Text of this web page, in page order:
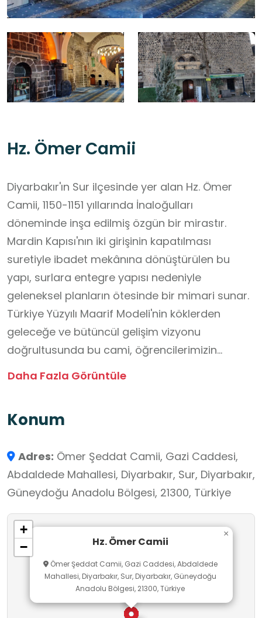
Hz. Ömer Camii
Diyarbakır'ın Sur ilçesinde yer alan Hz. Ömer
Camii, 1150-1151 yıllarında İnaloğulları
döneminde inşa edilmiş özgün bir mirastır.
Mardin Kapısı'nın iki girişinin kapatılması
suretiyle ibadet mekânına dönüştürülen bu
yapı, surlara entegre yapısı nedeniyle
geleneksel planların ötesinde bir mimari sunar.
Türkiye Yüzyılı Maarif Modeli'nin köklerden
geleceğe ve bütüncül gelişim vizyonu
doğrultusunda bu cami, öğrencilerimizin
ecdadımızın mimari dehasını ve pratik
Öğrencilerimiz, savunma amaçlı surların dini
medeniyet tasavvurumuzu yaşayarak
öğrenirler. Modelin temeli olan değerler eğitimi
bağlamında, gençlerimiz bu tarihi mekânda
milli ve manevi aidiyet duygularını pekiştirir.
Ziyaret, gençlerimize kültürel mirası koruma
bilinci aşılayarak onların köklerine bağlı, gözlem
yeteneği gelişmiş ve inançla harmanlanmış
tarihi okuyabilen bireyler olarak yetişmelerine
büyük katkı sağlar.
Daha Fazla Görüntüle
Konum
Adres: Ömer Şeddat Camii, Gazi Caddesi,
Abdaldede Mahallesi, Diyarbakır, Sur, Diyarbakır,
Güneydoğu Anadolu Bölgesi, 21300, Türkiye
Hz. Ömer Camii
Ömer Şeddat Camii, Gazi Caddesi, Abdaldede
Mahallesi, Diyarbakır, Sur, Diyarbakır, Güneydoğu
Anadolu Bölgesi, 21300, Türkiye
×
+
−